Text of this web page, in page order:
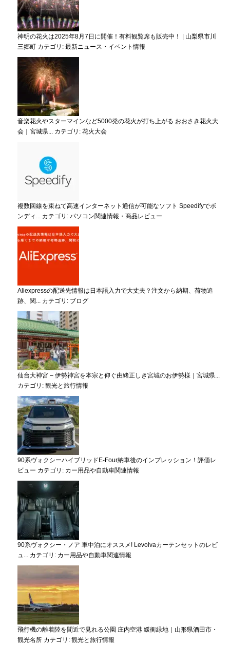
神明の花火は2025年8月7日に開催！有料観覧席も販売中！ | 山梨県市川
三郷町 カテゴリ: 最新ニュース・イベント情報
音楽花火やスターマインなど5000発の花火が打ち上がる おおさき花火大
会｜宮城県...
カテゴリ: 花火大会
複数回線を束ねて高速インターネット通信が可能なソフト Speedifyでボ
ンディ...
カテゴリ: パソコン関連情報・商品レビュー
Aliexpressの配送先情報は日本語入力で大丈夫？注文から納期、荷物追
跡、関...
カテゴリ: ブログ
仙台大神宮 – 伊勢神宮を本宗と仰ぐ由緒正しき宮城のお伊勢様｜宮城県...
カテゴリ: 観光と旅行情報
90系ヴォクシーハイブリッドE-Four納車後のインプレッション！評価レ
ビュー カテゴリ: カー用品や自動車関連情報
90系ヴォクシー・ノア 車中泊にオススメ! Levolvaカーテンセットのレビ
ュ...
カテゴリ: カー用品や自動車関連情報
飛行機の離着陸を間近で見れる公園 庄内空港 緩衝緑地｜山形県酒田市・
観光名所 カテゴリ: 観光と旅行情報